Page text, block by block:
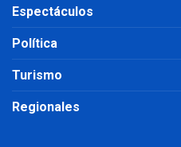
Espectáculos
Política
Turismo
Regionales